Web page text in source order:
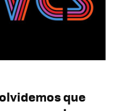
que